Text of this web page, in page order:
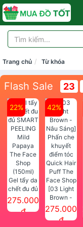
Trang chủ Từ khóa
Flash Sale 23
22%
Gel tẩy da
chết đu đủ
SMART
PEELING
275.000
đ
42%
[03 Light
Brown -
Nâu Sáng]
Phấn che
275.000
đ